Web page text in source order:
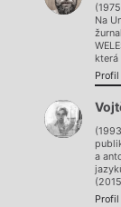
Na
která
Profil
a
Profil